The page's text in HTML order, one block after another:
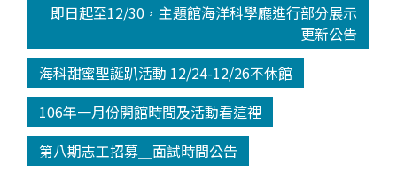
即日起至12/30，主題館海洋科學廳進行部分展示
更新公告
海科甜蜜聖誕趴活動 12/24-12/26不休館
106年一月份開館時間及活動看這裡
第八期志工招募＿面試時間公告